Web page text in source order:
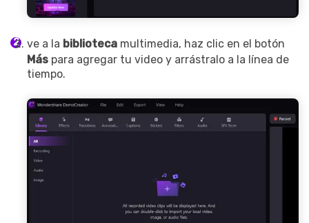
ve a la biblioteca multimedia, haz clic en el botón
Más para agregar tu video y arrástralo a la línea de
tiempo.